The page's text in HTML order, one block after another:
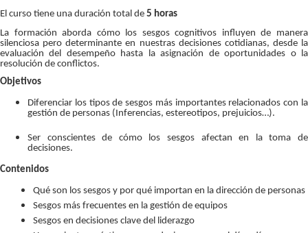
El curso tiene una duración total de 5 horas
La formación aborda cómo los sesgos cognitivos influyen de manera
silenciosa pero determinante en nuestras decisiones cotidianas, desde la
evaluación del desempeño hasta la asignación de oportunidades o la
resolución de conflictos.
Objetivos
Diferenciar los tipos de sesgos más importantes relacionados con la
gestión de personas (Inferencias, estereotipos, prejuicios…).
Ser conscientes de cómo los sesgos afectan en la toma de
decisiones.
Contenidos
Qué son los sesgos y por qué importan en la dirección de personas
Sesgos más frecuentes en la gestión de equipos
Sesgos en decisiones clave del liderazgo